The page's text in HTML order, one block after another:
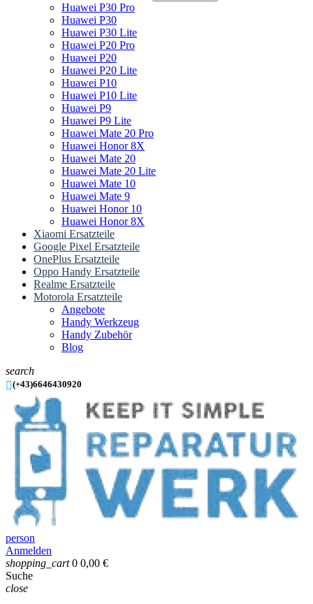
Huawei P30 Pro
Huawei P30
Huawei P30 Lite
Huawei P20 Pro
Huawei P20
Huawei P20 Lite
Huawei P10
Huawei P10 Lite
Huawei P9
Huawei P9 Lite
Huawei Mate 20 Pro
Huawei Honor 8X
Huawei Mate 20
Huawei Mate 20 Lite
Huawei Mate 10
Huawei Mate 9
Huawei Honor 10
Huawei Honor 8X
Xiaomi Ersatzteile
Google Pixel Ersatzteile
OnePlus Ersatzteile
Oppo Handy Ersatzteile
Realme Ersatzteile
Motorola Ersatzteile
Angebote
Handy Werkzeug
Handy Zubehör
Blog
search
(+43)6646430920
person
Anmelden
shopping_cart 0 0,00 €
Suche
close